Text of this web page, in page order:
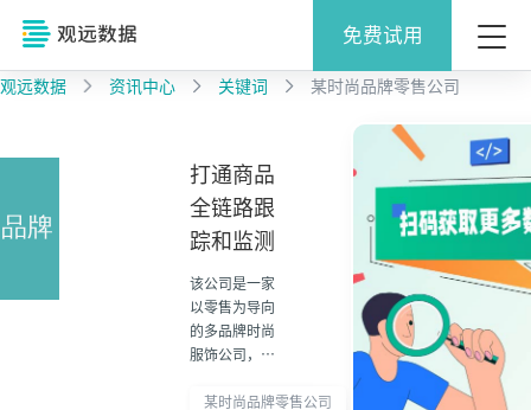
免费试用
观远数据 资讯中心 关键词 某时尚品牌零售公司
打通商品
全链路跟
踪和监测
该公司是一家
以零售为导向
的多品牌时尚
服饰公司，
尽享时尚的乐
某时尚品牌零售公司